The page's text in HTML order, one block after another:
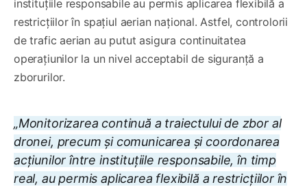
instituțiile responsabile au permis aplicarea flexibilă a
restricțiilor în spațiul aerian național. Astfel, controlorii
de trafic aerian au putut asigura continuitatea
operațiunilor la un nivel acceptabil de siguranță a
zborurilor.
„Monitorizarea continuă a traiectului de zbor al
dronei, precum și comunicarea și coordonarea
acțiunilor între instituțiile responsabile, în timp
real, au permis aplicarea flexibilă a restricțiilor în